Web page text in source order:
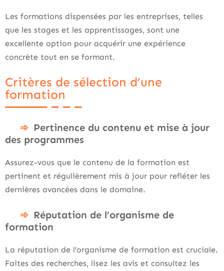
Les formations dispensées par les entreprises, telles
que les stages et les apprentissages, sont une
excellente option pour acquérir une expérience
concrète tout en se formant.
Critères de sélection d’une
formation
Pertinence du contenu et mise à jour
des programmes
Assurez-vous que le contenu de la formation est
pertinent et régulièrement mis à jour pour refléter les
dernières avancées dans le domaine.
Réputation de l’organisme de
formation
La réputation de l’organisme de formation est cruciale.
Faites des recherches, lisez les avis et consultez les